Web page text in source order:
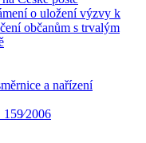
o uložení výzvy k
občanům s trvalým
a nařízení